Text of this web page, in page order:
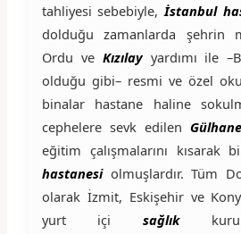
tahliyesi sebebiyle, İstanbul
dolduğu zamanlarda şehrin
Ordu ve Kızılay yardımı ile
olduğu gibi– resmi ve özel
binalar hastane haline
cephelere sevk edilen
eğitim çalışmalarını kısarak
hastanesiolmuşlardır. Tüm
olarak İzmit, Eskişehir ve
yurt içi sağlık